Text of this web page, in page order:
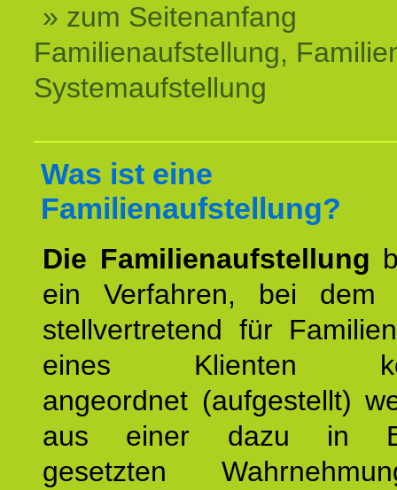
» zum Seitenanfang
Familienaufstellung,
Systemaufstellung
Was ist eine
Familienaufstellung?
Die Familienaufstellung
ein Verfahren, bei dem
stellvertretend für
eines Klienten
angeordnet (aufgestellt)
aus einer dazu in
gesetzten